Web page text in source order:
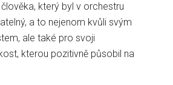
který byl v orchestru
a to nejenom kvůli svým
ale také pro svoji
kterou pozitivně působil na